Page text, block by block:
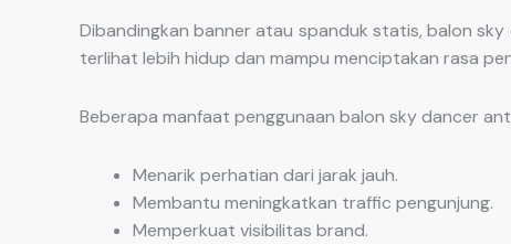
Dibandingkan banner atau spanduk statis, balon
terlihat lebih hidup dan mampu menciptakan rasa
Beberapa manfaat penggunaan balon sky dancer
Menarik perhatian dari jarak jauh.
Membantu meningkatkan traffic pengunjung.
Memperkuat visibilitas brand.